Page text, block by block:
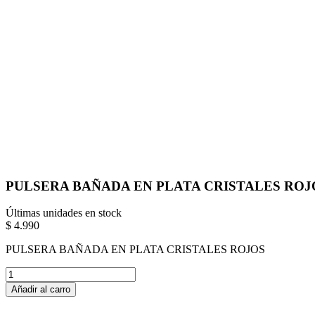
PULSERA BAÑADA EN PLATA CRISTALES
Últimas unidades en stock
$ 4.990
PULSERA BAÑADA EN PLATA CRISTALES ROJOS
Añadir al carro